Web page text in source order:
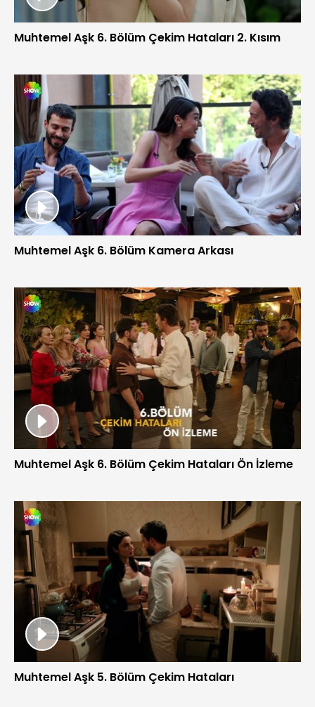
Muhtemel Aşk 6. Bölüm Çekim Hataları 2. Kısım
Muhtemel Aşk 6. Bölüm Kamera Arkası
Muhtemel Aşk 6. Bölüm Çekim Hataları Ön İzleme
Muhtemel Aşk 5. Bölüm Çekim Hataları